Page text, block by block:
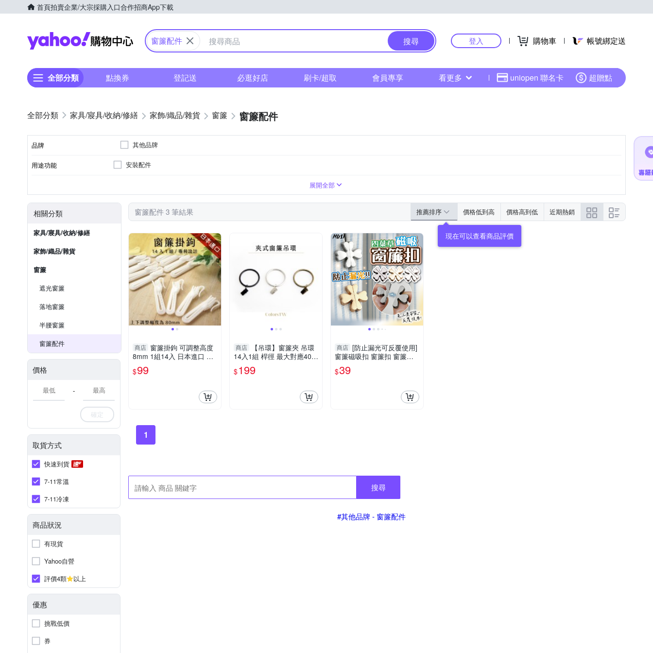
首頁拍賣企業/大宗採購入口合作招商App下載
Yahoo購物中心
窗簾配件 搜尋 登入 購物車 帳號綁定送
全部分類 點換券 登記送 必逛好店 刷卡/超取 會員專享 看更多 uniopen 聯名卡 超贈點
家具/寢具/收納/修繕 家飾/織品/雜貨 窗簾 窗簾配件
品牌 其他品牌
用途功能 安裝配件
展開全部
相關分類
家具/寢具/收納/修繕
家飾/織品/雜貨
窗簾
遮光窗簾
落地窗簾
半腰窗簾
窗簾配件
價格
-
確定
取貨方式
快速到貨
7-11常溫
7-11冷凍
商品狀況
有現貨
Yahoo自營
評價4顆
以上
優惠
挑戰低價
券
窗簾配件 3 筆結果 推薦排序 價格低到高 價格高到低 近期熱銷
現在可以查看商品評價
商店 窗簾掛鉤 可調整高度
8mm 1組14入 日本進口 專
利設計
$99
商店
【吊環】窗簾夾 吊環
14入1組 桿徑 最大對應40m
m 配件 鱷魚夾 五金用品
$199
商店 [防止漏光可反覆使用]
窗簾磁吸扣 窗簾扣 窗簾固
定扣
$39
1
搜尋
#其他品牌 - 窗簾配件